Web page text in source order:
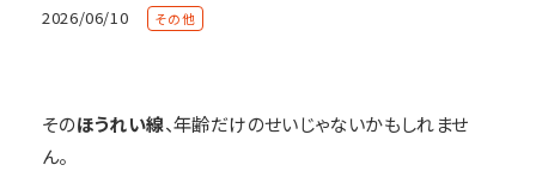
2026/06/10 その他
そのほうれい線、年齢だけのせいじゃないかもしれませ
ん。